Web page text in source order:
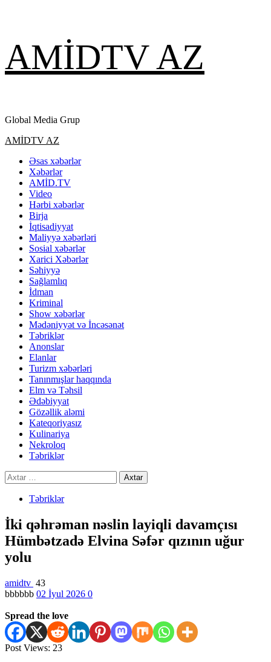
content
AMİDTV AZ
Global Media Grup
Primary
AMİDTV AZ
Əsas xəbərlər
Xəbərlər
AMİD.TV
Video
Hərbi xəbərlər
Birja
İqtisadiyyat
Maliyyə xəbərləri
Sosial xəbərlər
Xarici Xəbərlər
Səhiyyə
Sağlamlıq
İdman
Kriminal
Show xəbərlər
Mədəniyyət və İncəsənət
Təbriklər
Anonslar
Elanlar
Turizm xəbərləri
Tanınmışlar haqqında
Elm və Təhsil
Ədəbiyyat
Gözəllik aləmi
Kateqoriyasız
Kulinariya
Nekroloq
Təbriklər
Axtarış:
Təbriklər
İki qəhrəman nəslin layiqli davamçısı
Hümbətzadə Elvina Səfər qızının uğur
yolu
amidtv 43
bbbbbb 02 İyul 2026 0
Spread the love
Post Views: 23